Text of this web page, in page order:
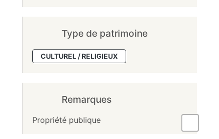
Type de patrimoine
CULTUREL / RELIGIEUX
Remarques
Propriété publique